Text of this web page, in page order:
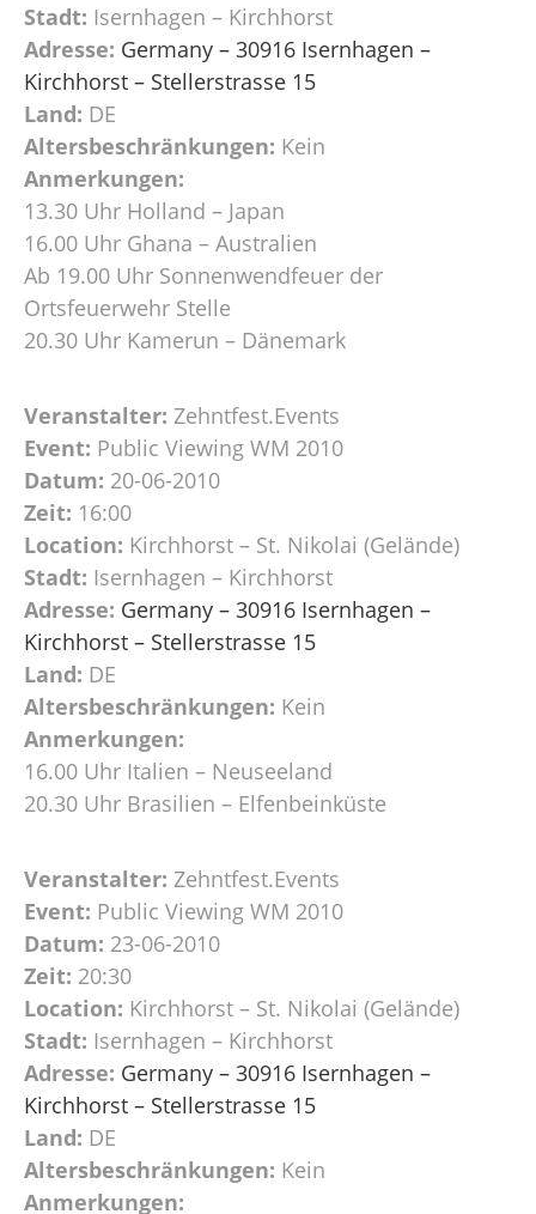
Stadt: Isernhagen – Kirchhorst
Adresse: Germany – 30916 Isernhagen –
Kirchhorst – Stellerstrasse 15
Land: DE
Altersbeschränkungen: Kein
Anmerkungen:
13.30 Uhr Holland – Japan
16.00 Uhr Ghana – Australien
Ab 19.00 Uhr Sonnenwendfeuer der
Ortsfeuerwehr Stelle
20.30 Uhr Kamerun – Dänemark
Veranstalter: Zehntfest.Events
Event: Public Viewing WM 2010
Datum: 20-06-2010
Zeit: 16:00
Location: Kirchhorst – St. Nikolai (Gelände)
Stadt: Isernhagen – Kirchhorst
Adresse: Germany – 30916 Isernhagen –
Kirchhorst – Stellerstrasse 15
Land: DE
Altersbeschränkungen: Kein
Anmerkungen:
16.00 Uhr Italien – Neuseeland
20.30 Uhr Brasilien – Elfenbeinküste
Veranstalter: Zehntfest.Events
Event: Public Viewing WM 2010
Datum: 23-06-2010
Zeit: 20:30
Location: Kirchhorst – St. Nikolai (Gelände)
Stadt: Isernhagen – Kirchhorst
Adresse: Germany – 30916 Isernhagen –
Kirchhorst – Stellerstrasse 15
Land: DE
Altersbeschränkungen: Kein
Anmerkungen: